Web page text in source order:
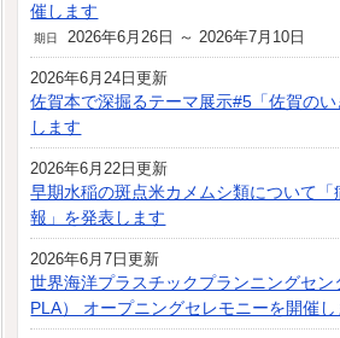
催します
期日 2026年6月26日 ～ 2026年7月10日
2026年6月24日更新
佐賀本で深掘るテーマ展示#5「佐賀の
します
2026年6月22日更新
早期水稲の斑点米カメムシ類について
報」を発表します
2026年6月7日更新
世界海洋プラスチックプランニングセン
PLA） オープニングセレモニーを開催し